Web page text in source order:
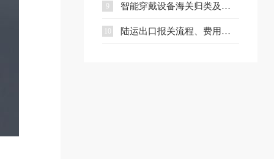
9 智能穿戴设备海关归类及出口合规指南
10 陆运出口报关流程、费用及核心文件全解析